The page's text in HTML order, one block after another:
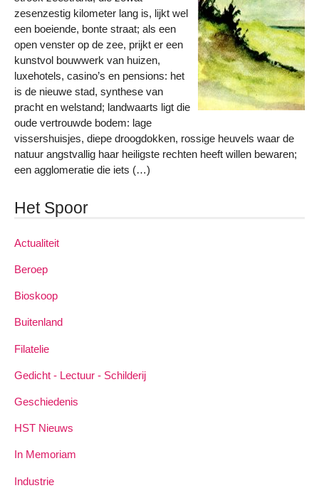
zesenzestig kilometer lang is, lijkt wel
een boeiende, bonte straat; als een
open venster op de zee, prijkt er een
kunstvol bouwwerk van huizen,
luxehotels, casino’s en pensions: het
is de nieuwe stad, synthese van
pracht en welstand; landwaarts ligt die
oude vertrouwde bodem: lage
vissershuisjes, diepe droogdokken, rossige heuvels waar de
natuur angstvallig haar heiligste rechten heeft willen bewaren;
een agglomeratie die iets (…)
Het Spoor
Actualiteit
Beroep
Bioskoop
Buitenland
Filatelie
Gedicht - Lectuur - Schilderij
Geschiedenis
HST Nieuws
In Memoriam
Industrie